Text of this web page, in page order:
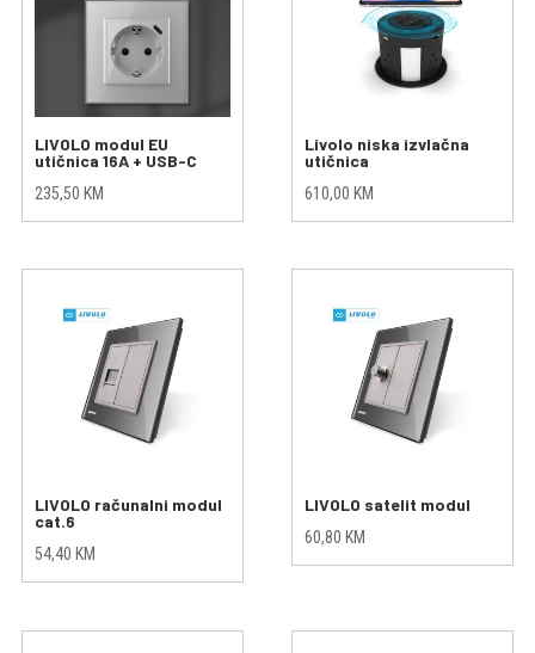
LIVOLO modul EU
utičnica 16A + USB-C
235,50 KM
Livolo niska izvlačna
utičnica
610,00 KM
LIVOLO računalni modul
cat.6
54,40 KM
LIVOLO satelit modul
60,80 KM